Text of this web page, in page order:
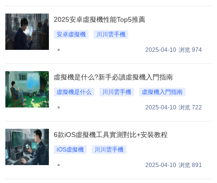
2025安卓虛擬機性能Top5推薦
安卓虛擬機
川川雲手機
2025安卓虛擬機性能Top5推薦
浏览 974
2025-04-10
虛擬機是什么?新手必讀虛擬機入門指南
虛擬機是什么 川川雲手機 虛擬機入門指南
浏览 722
2025-04-10
6款iOS虛擬機工具實測對比+安裝教程
iOS虛擬機
川川雲手機
6款iOS虛擬機工具實測對比
浏览 891
2025-04-10